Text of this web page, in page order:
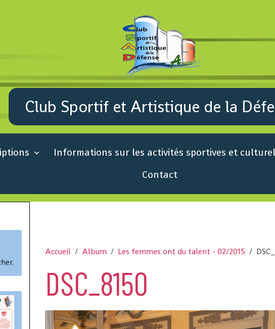
Club Sportif et Artistique de la
Informations sur les activités sportives et
Contact
Accueil Album Les femmes ont du talent - 02/2015
DSC_8150